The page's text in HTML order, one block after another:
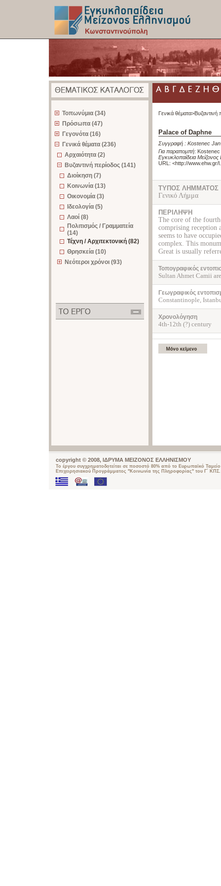
Τοπωνύμια (34)
Πρόσωπα (47)
Γεγονότα (16)
Γενικά θέματα (236)
Αρχαιότητα (2)
Βυζαντινή περίοδος (141)
Διοίκηση (7)
Κοινωνία (13)
Οικονομία (3)
Ιδεολογία (5)
Λαοί (8)
Πολιτισμός / Γραμματεία
(14)
Τέχνη / Αρχιτεκτονική (82)
Θρησκεία (10)
Νεότεροι χρόνοι (93)
Γενικά θέματα>Βυζαντινή
Palace of Daphne
Συγγραφή : Kostenec Jan
Για παραπομπή:
Εγκυκλοπαίδεια
URL: <http://www.ehw.gr/
ΤΥΠΟΣ ΛΗΜΜΑΤΟΣ
Γενικό Λήμμα
ΠΕΡΙΛΗΨΗ
The core of the
comprising reception
seems to have
complex. This
Great is usually
Τοπογραφικός
Sultan Ahmet Camii
Γεωγραφικός
Constantinople,
Χρονολόγηση
4th-12th (?) century
copyright © 2008, ΙΔΡΥΜΑ ΜΕΙΖΟΝΟΣ ΕΛΛΗΝΙΣΜΟΥ
Το έργου συγχρηματοδοτείται σε ποσοστό 80% από το Ευρωπαϊκό
Επιχειρησιακού Προγράμματος "Κοινωνία της Πληροφορίας" του Γ΄ ΚΠΣ.